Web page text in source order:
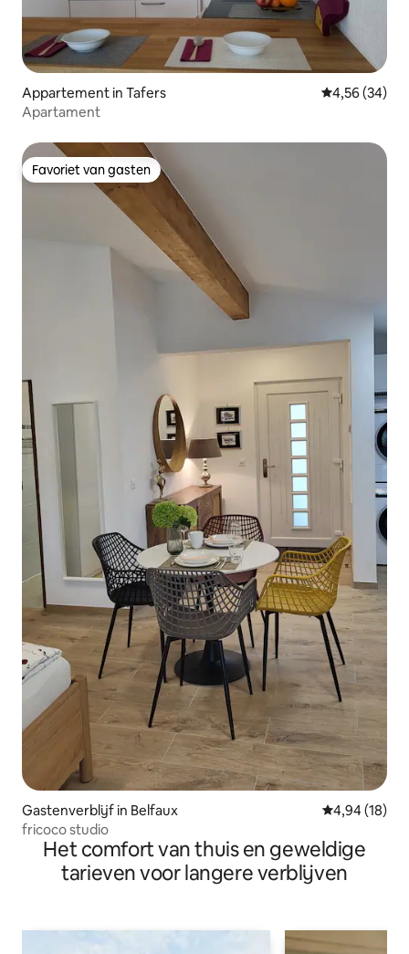
Appartement in Tafers Gemiddelde
4,56 (34)
Apartament
Favoriet van gasten
Favoriet van gasten
Gastenverblijf in Belfaux Gemiddelde
4,94 (18)
fricoco studio
Het comfort van thuis en geweldige
tarieven voor langere verblijven